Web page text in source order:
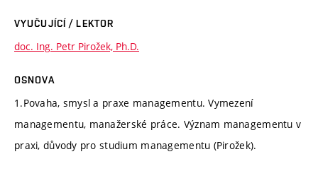
VYUČUJÍCÍ / LEKTOR
doc. Ing. Petr Pirožek, Ph.D.
OSNOVA
1.Povaha, smysl a praxe managementu. Vymezení
managementu, manažerské práce. Význam managementu v
praxi, důvody pro studium managementu (Pirožek).